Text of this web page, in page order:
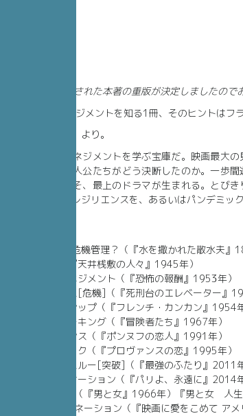
2022年4月に出版された本著の重版が決定しましたので
“人生のリスクマネジメントを知る1冊、そのヒントはフ
表紙カバー「そで」より。
« 映画はリスクマネジメントを学ぶ宝庫だ。映画最大
が生じたとき、主人公たちがどう決断したのか。一歩
もしれない瞬間こそ、最上のドラマが生まれる。とび
ーダーシップを、レジリエンスを、あるいはパンデミッ
序章 なぜ映画で危機管理？（『水を撒かれた散水夫』
第1章 リスク（『天井桟敷の人々』1945年）
第2章 リスクマネジメント（『恐怖の報酬』1953年）
第3章 クライシス[危機]（『死刑台のエレベーター』
第4章 リーダーシップ（『フレンチ・カンカン』1954
第5章 リスクテーキング（『冒険者たち』1967年）
第6章 レジリエンス（『ポンヌフの恋人』1991年）
第7章 パンデミック（『プロヴァンスの恋』1995年）
第8章 ブレイクスルー[突破]（『最強のふたり』2011年
第9章 コミュニケーション（『パリよ、永遠に』2014
第10章 ジレンマ（『男と女』1966年）『男と女 人生
第11章 コーディネーション（『映画に愛をこめて アメ